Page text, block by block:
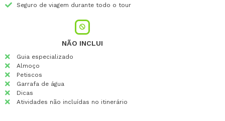
Seguro de viagem durante todo o tour
NÃO INCLUI
Guia especializado
Almoço
Petiscos
Garrafa de água
Dicas
Atividades não incluídas no itinerário